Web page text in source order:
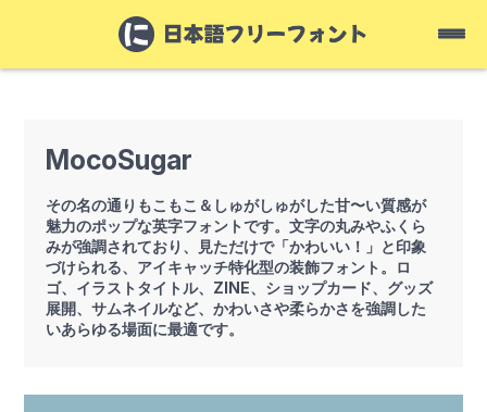
MocoSugar
その名の通りもこもこ＆しゅがしゅがした甘〜い質感が
魅力のポップな英字フォントです。文字の丸みやふくら
みが強調されており、見ただけで「かわいい！」と印象
づけられる、アイキャッチ特化型の装飾フォント。ロ
ゴ、イラストタイトル、ZINE、ショップカード、グッズ
展開、サムネイルなど、かわいさや柔らかさを強調した
いあらゆる場面に最適です。